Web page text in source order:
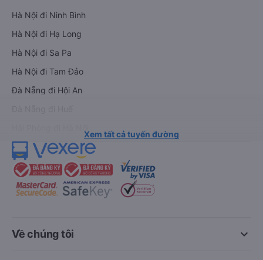
Hà Nội đi Ninh Bình
Hà Nội đi Hạ Long
Hà Nội đi Sa Pa
Hà Nội đi Tam Đảo
Đà Nẵng đi Hội An
Xem tất cả tuyến đường
keyboard_arrow_down
Về chúng tôi